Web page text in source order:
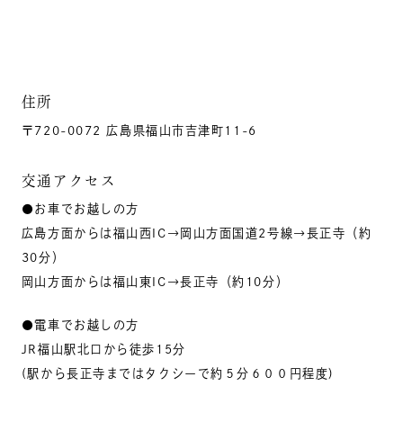
住所
〒720-0072 広島県福山市吉津町11-6
交通アクセス
●お車でお越しの方
広島方面からは福山西IC→岡山方面国道2号線→長正寺（約
30分）
岡山方面からは福山東IC→長正寺（約10分）
●電車でお越しの方
JR福山駅北口から徒歩15分
(駅から長正寺まではタクシーで約５分６００円程度)